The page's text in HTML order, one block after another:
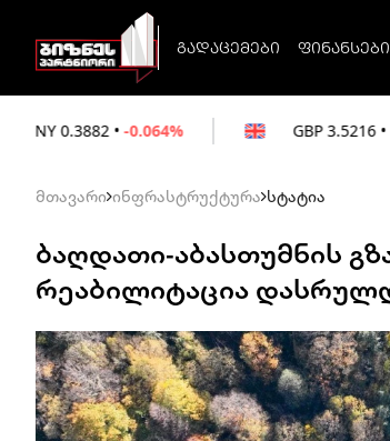
გადაცემები ფინანსები
GBP • -0.227%
მთავარი ინფრასტრუქტურა სტატია
ბაღდათი-აბასთუმნის
რეაბილიტაცია